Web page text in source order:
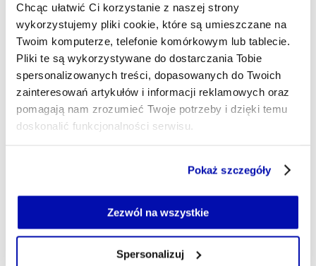
Chcąc ułatwić Ci korzystanie z naszej strony
wykorzystujemy pliki cookie, które są umieszczane na
Twoim komputerze, telefonie komórkowym lub tablecie.
Pliki te są wykorzystywane do dostarczania Tobie
spersonalizowanych treści, dopasowanych do Twoich
zainteresowań artykułów i informacji reklamowych oraz
pomagają nam zrozumieć Twoje potrzeby i dzięki temu
doskonalić funkcjonalności serwisu.
Jeżeli nie wyrażasz zgody na zapisywanie plików cookie,
możesz łatwo zarządzać swoimi uprawnieniami, np. we
własnej przeglądarce internetowej lub po wybraniu opcji
Pokaż szczegóły
Zezwól na wszystkie
Spersonalizuj
Wojewody Pomorskiego o pozwolenie na wykonanie
drugiego etapu prac przygotowawczych do budowy
pierwszej elektrowni jądrowej w naszym kraju. Chodzi o
zielone światło na m.in. przygotowanie infrastruktury
technicznej na placu budowy.
ALAN BARTMAN
- AUTOR ARTYKUŁU - PROFIL